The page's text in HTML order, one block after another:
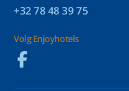
+32 78 48 39 75
Volg Enjoyhotels